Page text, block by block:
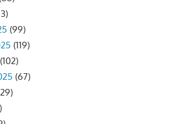
(99)
(119)
(102)
(67)